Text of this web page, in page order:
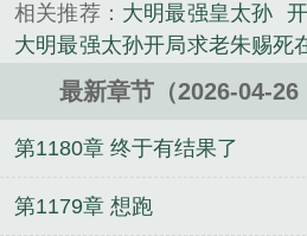
问朱元璋。“皇爷爷，你想杀我
赐孙儿一死！”“朱允炆那个废
守不住大明江山。”“皇爷爷应
精心创作的历史穿越小说，
所发表的大明：最强太孙，
相关推荐： 大明最强皇太孙
大明最强太孙开局求老朱赐死
开局求老朱赐死笔趣阁
大明
大明最强太孙
开局求老朱赐
朱赐死[滑稽 大明之最强太子
朱赐死笔趣阁无弹窗免费
最新章节（2026-04-26
第1180章 终于有结果了
第1179章 想跑